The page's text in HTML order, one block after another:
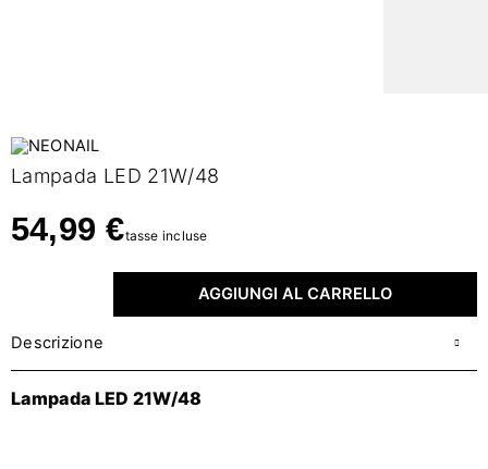
Lampada LED 21W/48
54,99 €tasse incluse
AGGIUNGI AL CARRELLO
Descrizione
Lampada LED 21W/48